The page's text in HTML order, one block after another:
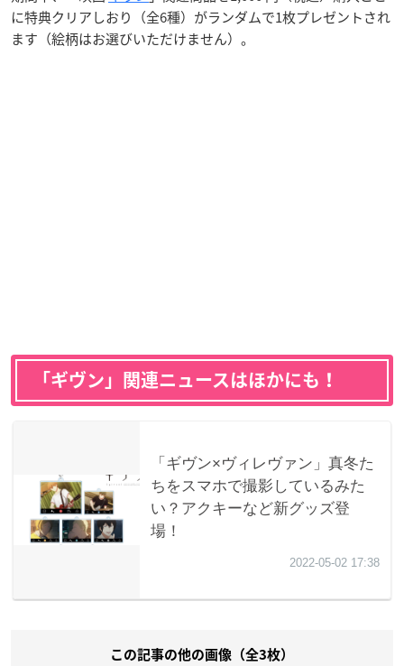
に特典クリアしおり（全6種）がランダムで1枚プレゼントされ
ます（絵柄はお選びいただけません）。
「ギヴン」関連ニュースはほかにも！
この記事の他の画像（全3枚）